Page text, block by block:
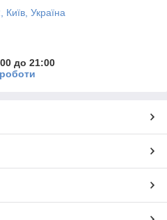
Україна
до 21:00